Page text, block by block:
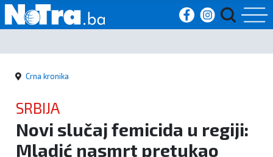
Početna
Vijesti
Sport
Kultura
Crna kronika
SRBIJA
Novi slučaj femicida u regiji:
Mladić nasmrt pretukao